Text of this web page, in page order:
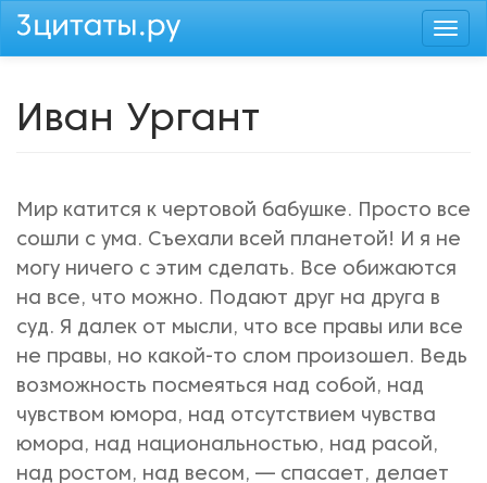
Перейти
Иван Ургант
Мир катится к чертовой бабушке. Просто все
сошли с ума. Съехали всей планетой! И я не
могу ничего с этим сделать. Все обижаются
на все, что можно. Подают друг на друга в
суд. Я далек от мысли, что все правы или все
не правы, но какой-то слом произошел. Ведь
возможность посмеяться над собой, над
чувством юмора, над отсутствием чувства
юмора, над национальностью, над расой,
над ростом, над весом, — спасает, делает